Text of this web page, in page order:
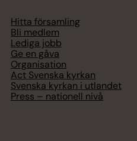
Hitta församling
Bli medlem
Lediga jobb
Ge en gåva
Organisation
Act Svenska kyrkan
Svenska kyrkan i utlandet
Press – nationell nivå